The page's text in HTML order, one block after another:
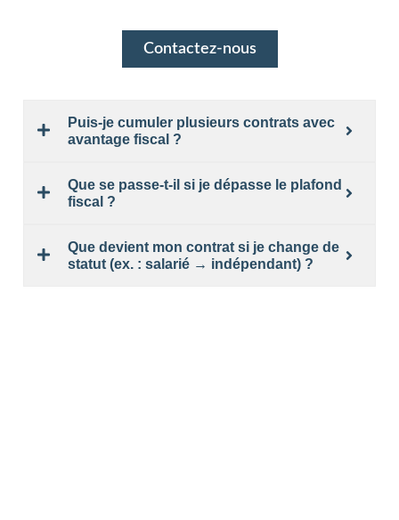
Contactez-nous
Puis-je cumuler plusieurs contrats avec
avantage fiscal ?
Que se passe-t-il si je dépasse le plafond
fiscal ?
Que devient mon contrat si je change de
statut (ex. : salarié → indépendant) ?